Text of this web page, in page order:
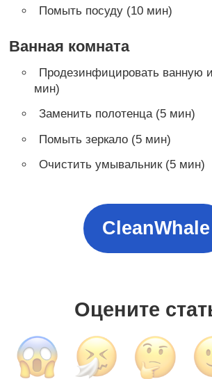
Помыть посуду (10 мин)
Ванная комната
Продезинфицировать ванную
мин)
Заменить полотенца (5 мин)
Помыть зеркало (5 мин)
Очистить умывальник (5 мин)
CleanWhale
Оцените